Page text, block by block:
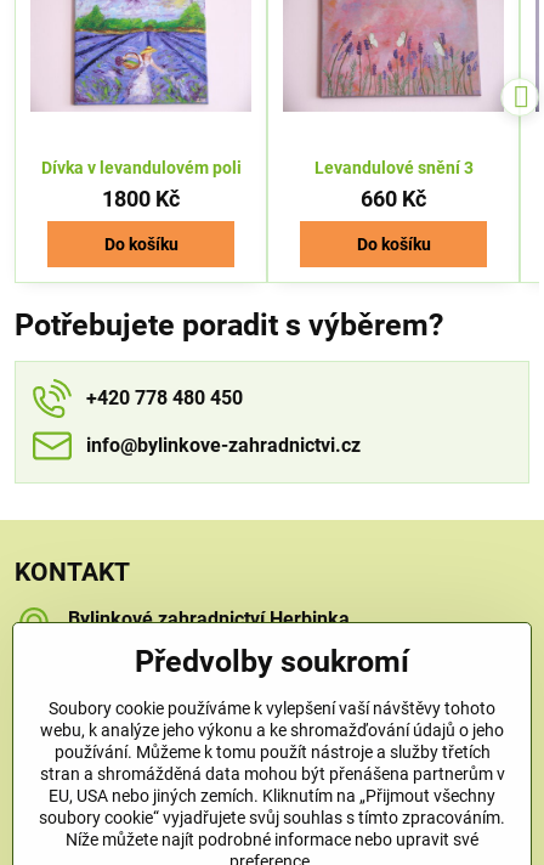
Dívka v levandulovém poli
1800 Kč
Do košíku
Levandulové snění 3
660 Kč
Do košíku
Potřebujete poradit s výběrem?
+420 778 480 450
info​​@bylinkove-zahradnictvi​​.cz
KONTAKT
Bylinkové zahradnictví Herbinka
Na Křečku 346
+420 778 480 450
info​@bylinkove-zahradnictvi​.cz
Co u nás najdete
Předvolby soukromí
Soubory cookie používáme k vylepšení vaší návštěvy tohoto
webu, k analýze jeho výkonu a ke shromažďování údajů o jeho
používání. Můžeme k tomu použít nástroje a služby třetích
stran a shromážděná data mohou být přenášena partnerům v
EU, USA nebo jiných zemích. Kliknutím na „Přijmout všechny
soubory cookie“ vyjadřujete svůj souhlas s tímto zpracováním.
Níže můžete najít podrobné informace nebo upravit své